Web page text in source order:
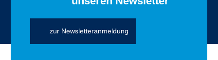
zur Newsletteranmeldung